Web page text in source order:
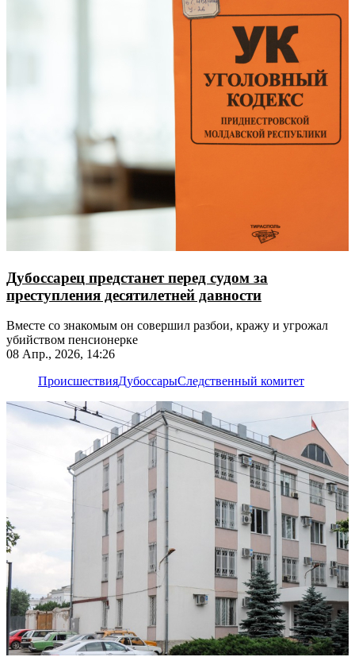
Дубоссарец предстанет перед судом за
преступления десятилетней давности
Вместе со знакомым он совершил разбои, кражу и угрожал
убийством пенсионерке
08 Апр., 2026, 14:26
ПроисшествияДубоссарыСледственный комитет